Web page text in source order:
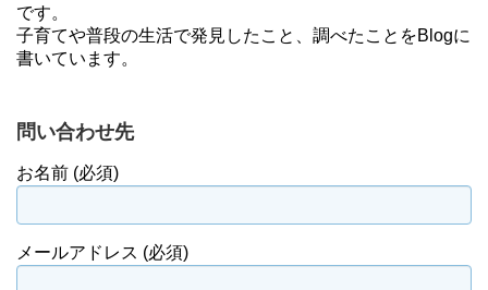
です。
子育てや普段の生活で発見したこと、調べたことをBlogに
書いています。
問い合わせ先
お名前 (必須)
メールアドレス (必須)